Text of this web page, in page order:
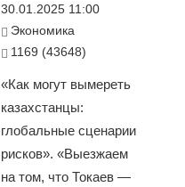
30.01.2025 11:00
Экономика
1169 (43648)
«Как могут вымереть
казахстанцы:
глобальные сценарии
рисков». «Выезжаем
на том, что Токаев —